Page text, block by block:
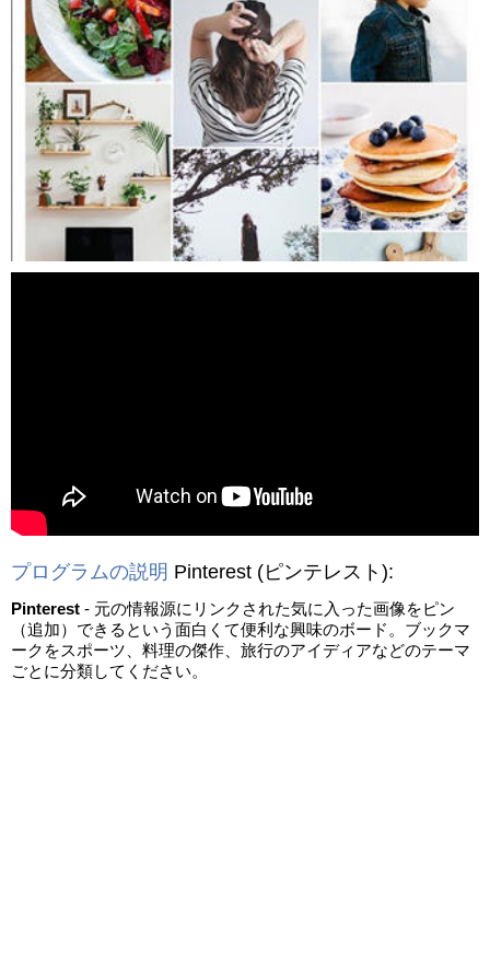
プログラムの説明 Pinterest (ピンテレスト):
Pinterest - 元の情報源にリンクされた気に入った画像をピン
（追加）できるという面白くて便利な興味のボード。ブックマ
ークをスポーツ、料理の傑作、旅行のアイディアなどのテーマ
ごとに分類してください。